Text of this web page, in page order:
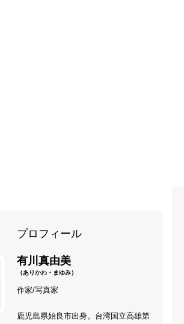
プロフィール
有川真由美
（ありかわ・まゆみ）
作家/写真家
鹿児島県始良市出身。台湾国立高雄第